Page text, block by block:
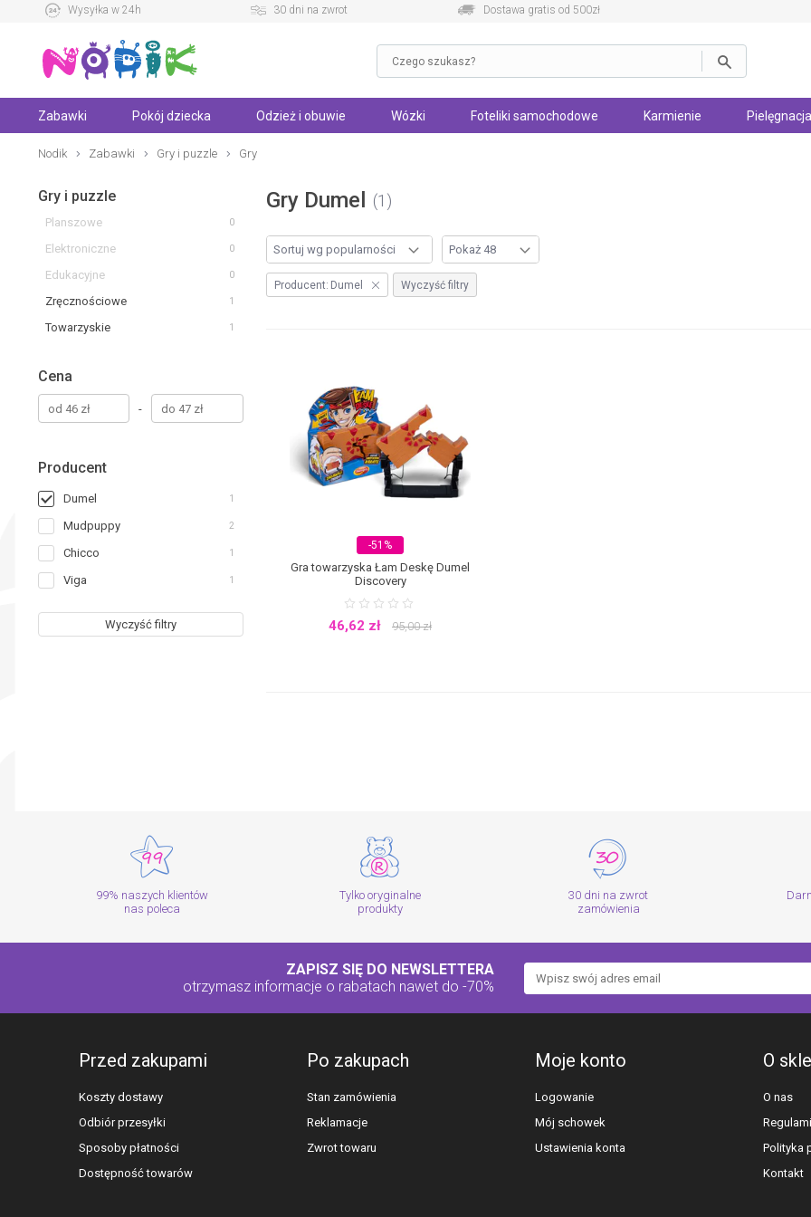
Wysyłka w 24h 30 dni na zwrot Dostawa gratis od 500zł
Zabawki Pokój dziecka Odzież i obuwie Wózki Foteliki samochodowe Karmienie
Nodik Zabawki Gry i puzzle Gry
Gry Dumel 1
Gry i puzzle
Planszowe 0
Elektroniczne 0
Edukacyjne 0
Zręcznościowe 1
Towarzyskie 1
Cena
-
Producent
Dumel 1
Mudpuppy 2
Chicco 1
Viga 1
Wyczyść filtry
Wyczyść filtry
Producent: Dumel
-51%
Gra towarzyska Łam Deskę Dumel
Discovery
46,62 zł 95,00zł
99% naszych klientów
nas poleca
Tylko oryginalne
produkty
30 dni na zwrot
zamówienia
ZAPISZ SIĘ DO NEWSLETTERA
otrzymasz informacje o rabatach nawet do -70%
Przed zakupami
Koszty dostawy
Odbiór przesyłki
Sposoby płatności
Dostępność towarów
Po zakupach
Stan zamówienia
Reklamacje
Zwrot towaru
Moje konto
Logowanie
Mój schowek
Ustawienia konta
O
O nas
Polityka
Kontakt